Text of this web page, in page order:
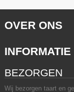
OVER ONS
INFORMATIE
BEZORGEN
Wij bezorgen taart en